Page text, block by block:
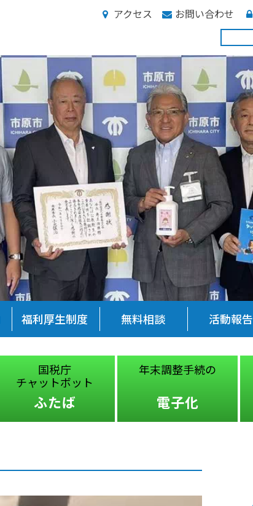
アクセス お問い合わせ
福利厚生制度 無料相談 活動報告
国税庁
チャットボット
ふたば
年末調整手続の
電子化